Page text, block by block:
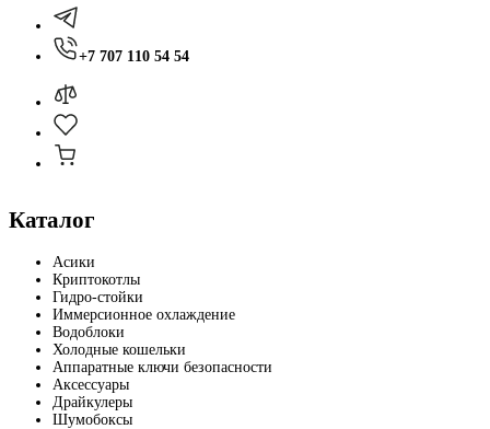
+7 707 110 54 54
Каталог
Асики
Криптокотлы
Гидро-стойки
Иммерсионное охлаждение
Водоблоки
Холодные кошельки
Аппаратные ключи безопасности
Аксессуары
Драйкулеры
Шумобоксы